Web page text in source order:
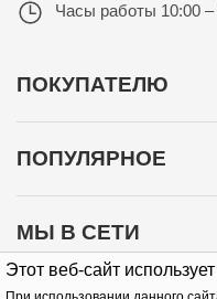
Этот веб-сайт
Часы работы 10:00
ПОКУПАТЕЛЮ
ПОПУЛЯРНОЕ
МЫ В СЕТИ